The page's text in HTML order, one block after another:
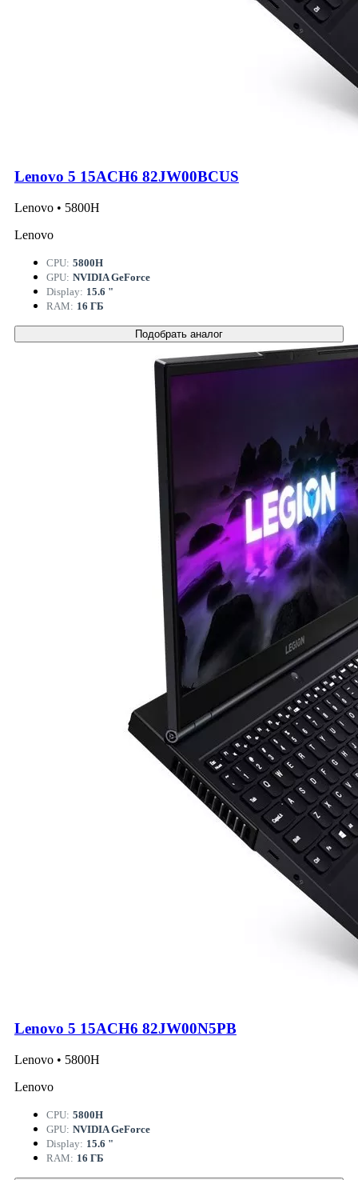
Lenovo 5 15ACH6 82JW00BCUS
Lenovo • 5800H
Lenovo
CPU: 5800H
GPU: NVIDIA GeForce
Display: 15.6 "
RAM: 16 ГБ
Подобрать аналог
Lenovo 5 15ACH6 82JW00N5PB
Lenovo • 5800H
Lenovo
CPU: 5800H
GPU: NVIDIA GeForce
Display: 15.6 "
RAM: 16 ГБ